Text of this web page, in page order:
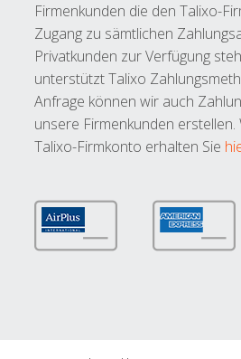
Firmenkunden die den Talixo-
Zugang zu sämtlichen
Privatkunden zur Verfügung
unterstützt Talixo
Anfrage können wir auch
unsere Firmenkunden
Talixo-Firmkonto erhalten Sie